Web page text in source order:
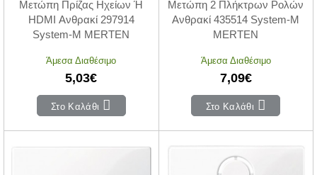
Μετώπη Πρίζας Ηχείων Ή
HDMI Ανθρακί 297914
System-M MERTEN
Άμεσα Διαθέσιμο
5,03€
Στο Καλάθι
Μετώπη 2 Πλήκτρων Ρολών
Ανθρακί 435514 System-M
MERTEN
Άμεσα Διαθέσιμο
7,09€
Στο Καλάθι